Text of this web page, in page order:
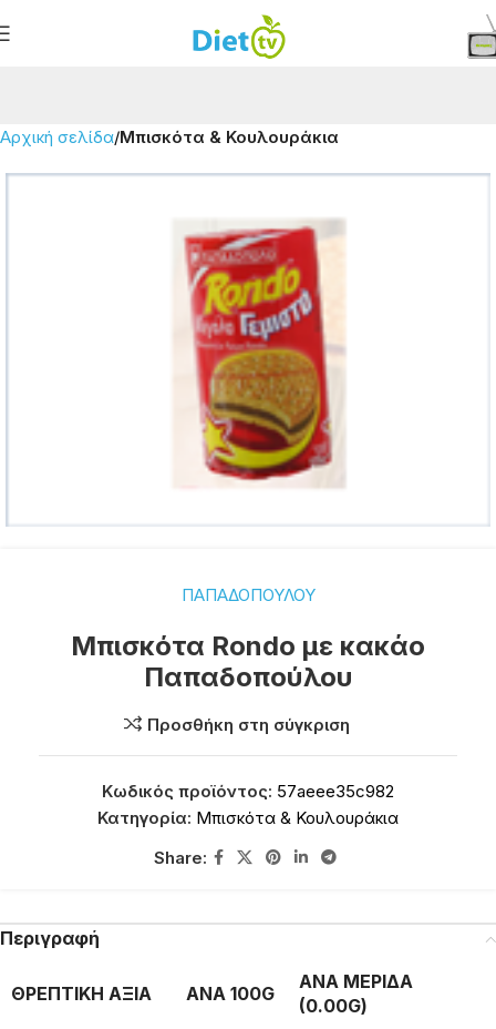
Αρχική σελίδα Μπισκότα & Κουλουράκια
ΠΑΠΑΔΟΠΟΥΛΟΥ
Μπισκότα Rondo με κακάο
Παπαδοπούλου
Προσθήκη στη σύγκριση
Κωδικός προϊόντος: 57aeee35c982
Κατηγορία: Μπισκότα & Κουλουράκια
Share:
Περιγραφή
ΘΡΕΠΤΙΚΗ ΑΞΙΑ ΑΝΑ 100G
ΑΝΑ ΜΕΡΙΔΑ
(0.00G)